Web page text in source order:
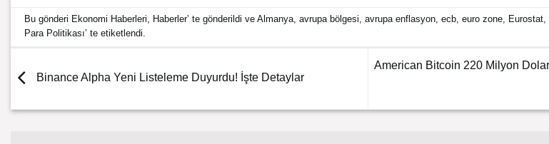
Bu gönderi Ekonomi Haberleri, Haberler’ te gönderildi veAlmanya,avrupa bölgesi,avrupa enflasyon,ecb,euro zone, Eurostat,
Para Politikası’ te etiketlendi.
Binance Alpha Yeni Listeleme Duyurdu! İşte Detaylar
American Bitcoin 220 Milyon